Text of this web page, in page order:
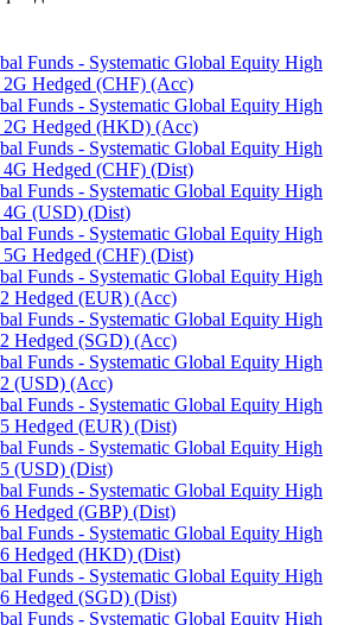
Funds - Systematic Global Equity High
2G Hedged (CHF) (Acc)
Funds - Systematic Global Equity High
2G Hedged (HKD) (Acc)
Funds - Systematic Global Equity High
Hedged (CHF) (Dist)
Funds - Systematic Global Equity High
4G (USD) (Dist)
Funds - Systematic Global Equity High
Hedged (CHF) (Dist)
Funds - Systematic Global Equity High
Hedged (EUR) (Acc)
Funds - Systematic Global Equity High
Hedged (SGD) (Acc)
Funds - Systematic Global Equity High
(USD) (Acc)
Funds - Systematic Global Equity High
Hedged (EUR) (Dist)
Funds - Systematic Global Equity High
(USD) (Dist)
Funds - Systematic Global Equity High
Hedged (GBP) (Dist)
Funds - Systematic Global Equity High
Hedged (HKD) (Dist)
Funds - Systematic Global Equity High
Hedged (SGD) (Dist)
Funds - Systematic Global Equity High